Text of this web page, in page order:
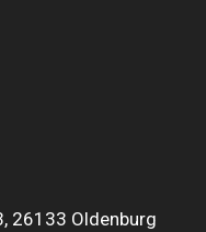
26133 Oldenburg